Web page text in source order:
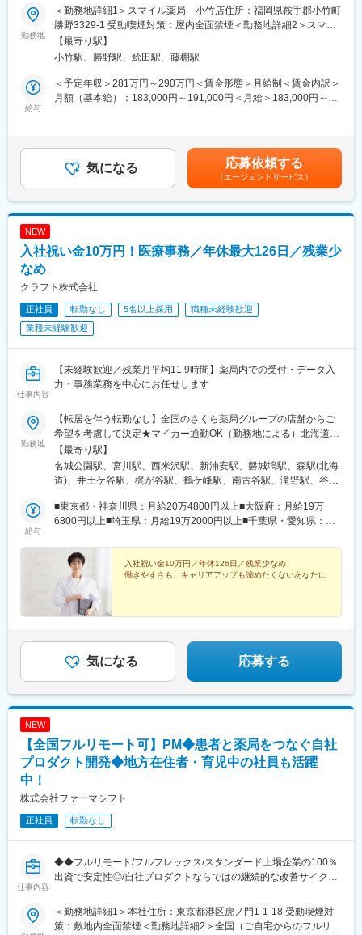
患者様との距離が近く、信頼関係を築きやすい環境。業務システ
ム導入で負担が軽減され、安心して成長できます。
■教育体制
り、経験不問・未経験でも安心して始められます。
■想定されるキャリアパス
調剤・服薬指導の専門性を高め、地域医療の中核を担う薬剤師と
して長期的にキャリア形成が可能です。
変更の範囲：会社の定める業務
■採用背景：組織体制強化のため、宮若市の宮若店と鞍手郡の小竹
店の2店舗で医療事務の方をを募集します！
■職務内容：
福岡県内７店舗の調剤薬局を経営する当社の医療事務としてご活
躍いただきます。地域密着型の薬局として多店舗展開しており、
・調剤薬局における医療事務全般（調剤に関する事務、清算、窓
口対応、電話対応等）
全店舗の平均年齢は30代で、様々な年代の社員が活躍していま
・残業月平均5時間と働きやすい環境です。
・飯塚市内3店舗、嘉麻市1店舗、小竹町1店舗、宮若市1店舗、福
・きめ細やかで思いやりある対応を大切にしている地域に根づい
た調剤薬局です。
■働きやすさ：
・ママさんは勿論、男性の育休・産休の取得実績があり、復帰後
は時短勤務やパート勤務も可能です！
・有給取得率：76%
お子様が体調不良の際や学校行事がある際は、お休みの取得が可
能で、チームで助けあって支えあう環境です。各店舗にママさん
が半数在籍しているため、助け合える環境があります。10年以上
働いているスタッフも多く日々助け合いながら業務に励んでいま
希望を聞きながら配属先を決定します。
■研修制度とキャリアパス：
・資格取得に応じて手当を支給（登録販売者手当：3,000円、主任
手当もあり、長期的なキャリアを築くことが可能です。)
変更の範囲：会社の定める業務
勤務地
＜勤務地詳細1＞スマイル薬局 小竹店住所：福岡県鞍手郡小竹町
勝野3329-1 受動喫煙対策：屋内全面禁煙＜勤務地詳細2＞スマイ
ル薬局 宮若店住所：福岡県宮若市長井鶴419-14 受動喫煙対策：
屋内全面禁煙変更の範囲：会社の定める事業所
【最寄り駅】
小竹駅、勝野駅、鯰田駅、藤棚駅
給与
＜予定年収＞281万円～290万円＜賃金形態＞月給制＜賃金内訳＞
月額（基本給）：183,000円～191,000円＜月給＞183,000円～
実績）■賞与：・業績により決定（6か月の継続勤務より賞与支
給）・年2回／3.0か月分（前年度実績）・会社利益に応じて別途
決算賞与あり賃金はあくまでも目安の金額であり、選考を通じて
上下する可能性があります。月給(月額)は固定手当を含めた表記で
す。
気になる 応募依頼する
（エージェントサービス）
NEW
入社祝い金10万円！医療事務／年休最大126日／残業少
なめ
クラフト株式会社
正社員 転勤なし 5名以上採用
職種未経験歓迎
業種未経験歓迎
仕事内容
【未経験歓迎／残業月平均11.9時間】薬局内での受付・データ入
力・事務業務を中心にお任せします
勤務地
【転居を伴う転勤なし】全国のさくら薬局グループの店舗からご
希望を考慮して決定★マイカー通勤OK（勤務地による）北海道、
山形県、福島県、茨城県、群馬県、埼玉県、千葉県、東京都、神
奈川県、岐阜県、静岡県、愛知県、三重県、長野県、京都府、大
阪府、兵庫県、島根県、香川県、福岡県、熊本県のいずれかの店
社】東京都千代田区大手町一丁目3番1号 JAビル6階※受動喫煙対
策：あり
【最寄り駅】
名城公園駅、宮川駅、西米沢駅、新浦安駅、磐城塙駅、森駅(北海
道)、井土ケ谷駅、梶が谷駅、鶴ケ峰駅、南古谷駅、滝野駅、谷町
駅、住之江公園駅、古市駅(大阪府)、花園町駅、堺東駅、長原駅
(大阪府)、弥刀駅、南栗橋駅、北見駅、鴫野駅、中目黒駅、高輪台
阪府)、今羽駅、水俣駅、公津の杜駅、新検見川駅、平沼橋駅、小
川町駅(埼玉県)、弘明寺駅(京急線)、藤が丘駅(神奈川県)、黒岩
駅、小田急相模原駅、あざみ野駅、東林間駅、菅野駅、海神駅、
高根木戸駅、白井駅、滝不動駅、笹塚駅、兵庫駅、生田駅(神奈川
県)、新居町駅、美濃松山駅、鵜方駅、細畑駅、柳瀬川駅、南浦和
駅、小林駅(兵庫県)、河堀口駅、北戸田駅、太田駅(群馬県)、一ノ
割駅、東海大学前駅、池上駅、西八王子駅、目黒駅、柏木町駅、
久地駅、宿河原駅、湯河原駅、善行駅、駒込駅、みらい平駅、西
鉄平尾駅、中板橋駅、御成門駅、青梅街道駅、御茶ノ水駅、東久
留米駅、東北沢駅、東浦和駅、鉄道博物館駅、越谷レイクタウン
ーランド駅、加太駅(和歌山県)、魚住駅、荒島駅、三鷹駅、西富士
宮駅、三ノ宮駅、厚岸駅、豊科駅、野田市駅、東武動物公園駅、
村上駅(千葉県)、青葉台駅、浦安駅(千葉県)、旗の台駅、戸越駅、
井駅、江田駅(神奈川県)、小平駅、根津駅、千歳烏山駅、荏原中延
駅、田丸駅、大網駅、福島駅(大阪環状線)、五稜郭駅、羽前大山
駅、祖師ケ谷大蔵駅、黒川駅(愛知県)、富良野駅、武佐駅(北海
道)、西大井駅、幡ケ谷駅、土浦駅、つくば駅、信濃吉田駅、岩村
田駅、新鉾田駅、港南台駅、戸塚駅、西九条駅、上新庄駅、江坂
駅、尾崎駅、天神橋筋六丁目駅、東水戸駅、日立駅、南中郷駅、
駅、みつわ台駅、川口元郷駅、塚田駅、相模大野駅、近鉄郡山
駅、大和駅(神奈川県)、八街駅、豊中駅、和泉府中駅、東金駅、林
給与
■東京都・神奈川県：月給20万4800円以上■大阪府：月給19万
6800円以上■埼玉県：月給19万2000円以上■千葉県・愛知県：月
18万7200円以上■静岡県：月給18万4000円以上■三重県：月給18
万2400円以上■茨城県・北海道：月給18万800円以上■群馬県・岐
阜県・長野県：月給17万9200円以上■福岡県：月給17万7600円以
上■山形県・福島県・島根県・香川県・熊本県：月給17万4400円
以上※月給額は地域により異なります
入社祝い金10万円／年休126日／残業少なめ
働きやすさも、キャリアアップも諦めたくないあなたに
気になる 応募する
NEW
【全国フルリモート可】PM◆患者と薬局をつなぐ自社
プロダクト開発◆地方在住者・育児中の社員も活躍
中！
株式会社ファーマシフト
正社員 転勤なし
仕事内容
◆◆フルリモート/フルフレックス/スタンダード上場企業の100％
出資で安定性◎/自社プロダクトならではの継続的な改善サイクル
■概要 ～地方在住者・育児中の社員も活躍中！～
ファーマシフトでは、LINEを活用した「つながる薬局」を中心
＜勤務地詳細1＞本社住所：東京都港区虎ノ門1-1-18 受動喫煙対
策：敷地内全面禁煙＜勤務地詳細2＞全国（ご自宅からのフルリモ